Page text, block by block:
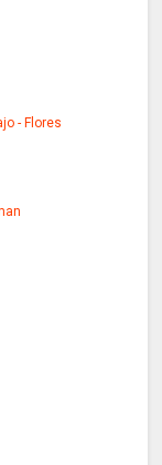
- Flores